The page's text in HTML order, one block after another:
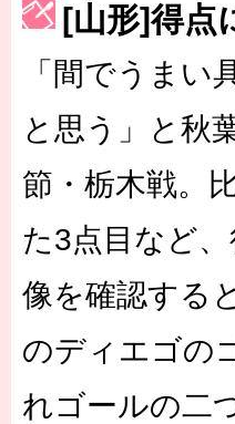
［3223号］一丸。日本出陣
［3222号］史上最大のW杯開
[山形]得点
「間でうま
と思う」と秋
節・栃木戦。
た3点目など
像を確認する
のディエゴの
れゴールの二